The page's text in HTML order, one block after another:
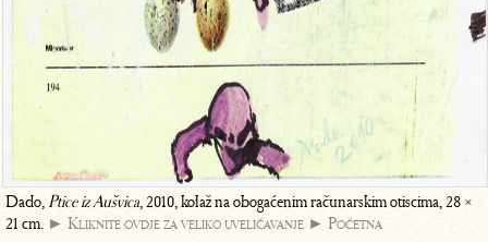
Dado, Ptice iz Aušvica, 2010, kolaž na obogaćenim računarskim otiscima, 28 ×
21 cm. ► Kliknite ovdje za veliko uveličavanje ► Početna